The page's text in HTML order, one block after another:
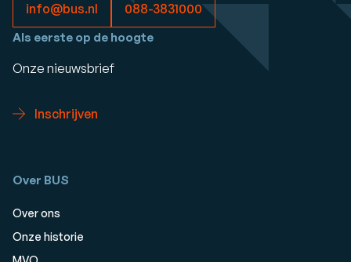
info@bus.nl 088-3831000
Als eerste op de hoogte
Onze nieuwsbrief
Inschrijven
Over BUS
Over ons
Onze historie